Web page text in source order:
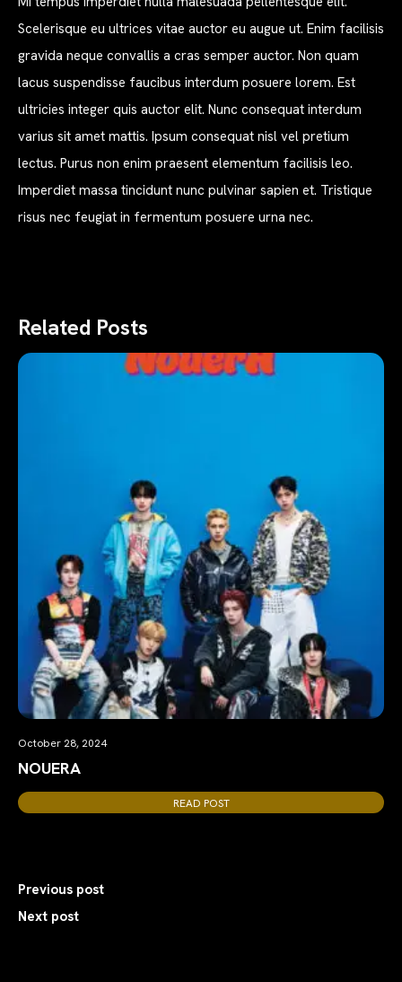
Scelerisque eu ultrices vitae auctor eu augue ut. Enim facilisis
gravida neque convallis a cras semper auctor. Non quam
lacus suspendisse faucibus interdum posuere lorem. Est
ultricies integer quis auctor elit. Nunc consequat interdum
varius sit amet mattis. Ipsum consequat nisl vel pretium
lectus. Purus non enim praesent elementum facilisis leo.
Imperdiet massa tincidunt nunc pulvinar sapien et. Tristique
risus nec feugiat in fermentum posuere urna nec.
Related Posts
October 28, 2024
NOUERA
READ POST
Previous post
Next post